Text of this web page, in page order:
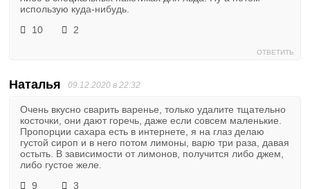
использую куда-нибудь.
10
2
ОТВЕТИТЬ
Наталья 09.12.2020 в 22:32
Очень вкусно сварить варенье, только удалите тщательно
косточки, они дают горечь, даже если совсем маленькие.
Пропорции сахара есть в интернете, я на глаз делаю
густой сироп и в него потом лимоны, варю три раза, давая
остыть. В зависимости от лимонов, получится либо джем,
либо густое желе.
9
3